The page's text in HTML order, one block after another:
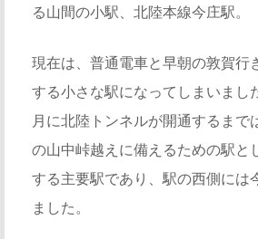
る山間の小駅、北陸本線今庄駅。
現在は、普通電車と早朝の敦賀行
する小さな駅になってしまいまし
月に北陸トンネルが開通するまで
の山中峠越えに備えるための駅と
する主要駅であり、駅の西側には
ました。